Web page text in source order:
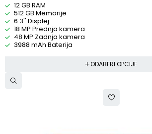
12 GB RAM
512 GB Memorije
6.3'' Displej
18 MP Prednja kamera
48 MP Zadnja kamera
3988 mAh Baterija
ODABERI OPCIJE